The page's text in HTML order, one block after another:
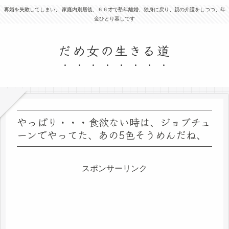
再婚を失敗してしまい、 家庭内別居後、６６才で塾年離婚、独身に戻り、親の介護をしつつ、年
金ひとり暮しです
だめ女の生きる道
やっぱり・・・食欲ない時は、ジョブチュ
ーンでやってた、あの5色そうめんだね、
スポンサーリンク